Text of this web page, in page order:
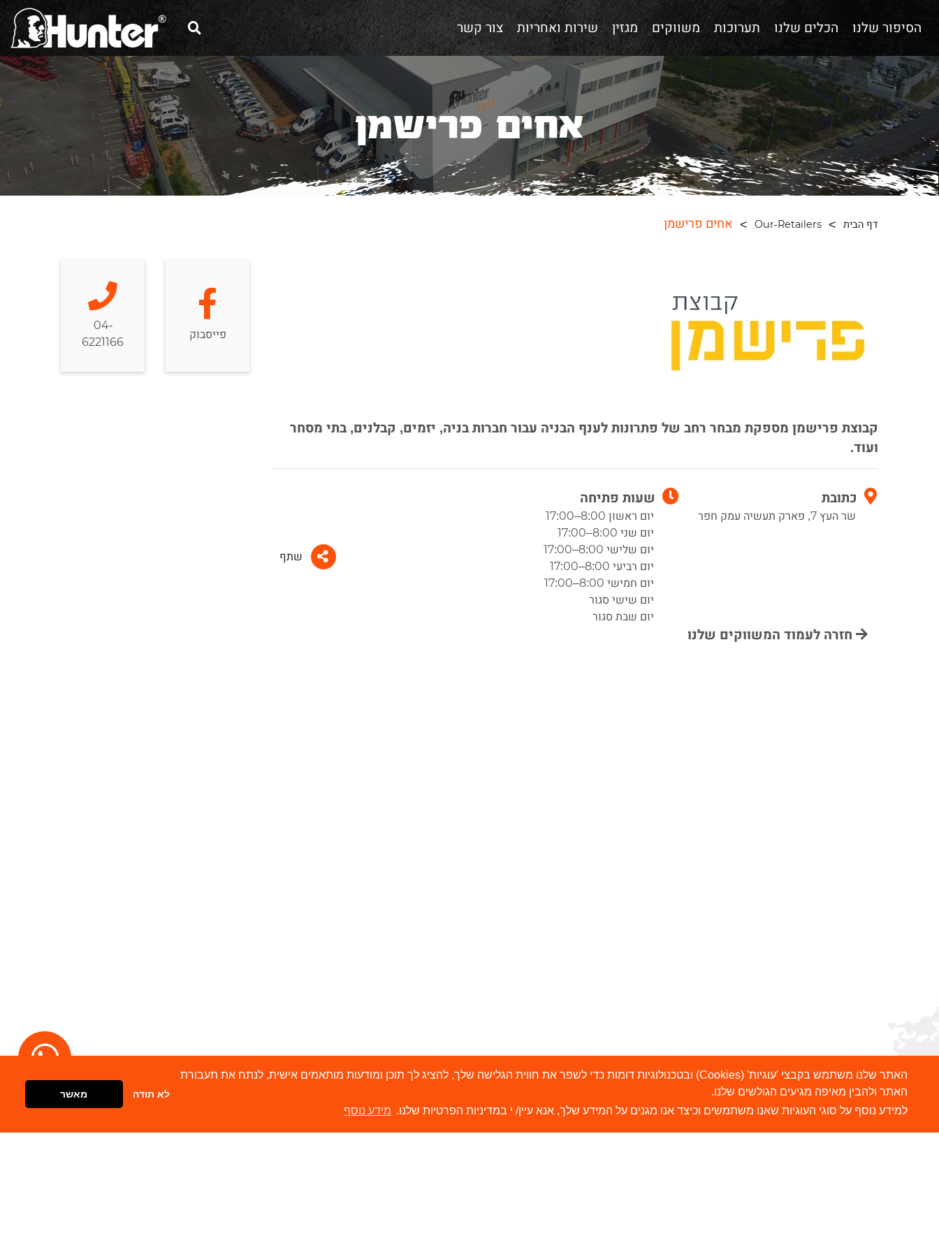
האתר שלנו משתמש בקבצי 'עוגיות' (Cookies) ובטכנולוגיות דומות כדי לשפר את חווית הגלישה שלך, להציג לך תוכן ומודעות מותאמים אישית, לנתח את תעבורת
האתר ולהבין מאיפה מגיעים הגולשים שלנו.
למידע נוסף על סוגי העוגיות שאנו משתמשים וכיצד אנו מגנים על המידע שלך, אנא עיין/ י במדיניות הפרטיות שלנו. מידע נוסף
לא תודה מאשר
הסיפור שלנו הכלים שלנו תערוכות משווקים מגזין שירות ואחריות צור קשר
אחים פרישמן
דף הבית Our-Retailers אחים פרישמן
קבוצת פרישמן מספקת מבחר רחב של פתרונות לענף הבניה עבור חברות בניה, יזמים, קבלנים, בתי מסחר
ועוד.
כתובת
שר העץ 7, פארק תעשיה עמק חפר
שעות פתיחה
יום ראשון 8:00–17:00
יום שני 8:00–17:00
יום שלישי 8:00–17:00
יום רביעי 8:00–17:00
יום חמישי 8:00–17:00
יום שישי סגור
יום שבת סגור
שתף
פייסבוק
04-
6221166
חזרה לעמוד המשווקים שלנו
דברו איתנו